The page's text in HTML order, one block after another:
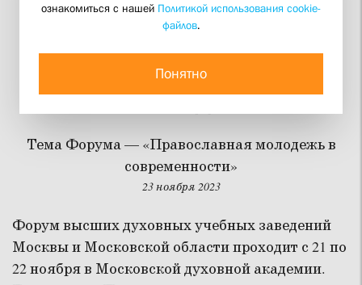
Студенты СФИ на
Форуме духовных вузов
Москвы и Подмосковья
Тема Форума — «Православная молодежь в
современности»
23 ноября 2023
Форум высших духовных учебных заведений
Москвы и Московской области проходит с 21 по
22 ноября в Московской духовной академии.
ознакомиться с нашей Политикой использования cookie-
файлов.
Понятно